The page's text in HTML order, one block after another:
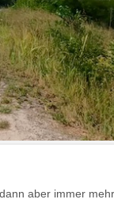
aber immer